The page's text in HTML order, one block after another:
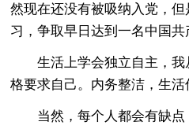
然现在还没有被吸纳入党，
习，争取早日达到一名中国共
生活上学会独立自主，
格要求自己。内务整洁，生活
当然，每个人都会有缺